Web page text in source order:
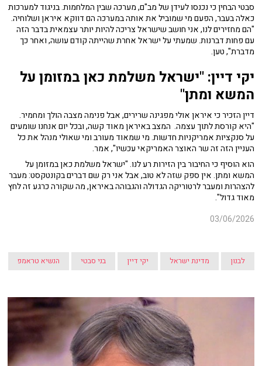
סבטי הבחין כי נכנסו לעידן של מב"ם, מערכה שבין המלחמות. בניגוד למערכות
כאלה בעבר, הפעם מי שמוביל את אותה במערכה הם דווקא איראן ושלוחיה.
"הם מחזירים לנו, אני חושב שישראל צריכה להיות יותר עצמאית בדבר הזה
עם פחות דברנות. שמעתי על ישראל אחרת שהייתה קודם עושה, ואחר כך
מדברת", טען.
יקי דיין: "ישראל משלמת כאן במזומן על
המשא ומתן"
דיין הזכיר כי איראן אולי מפגינה שרירים, אבל פנימה מצבה הולך ומחמיר.
"היא קורסת לתוך עצמה. המצב באיראן מאוד קשה, ובכל יום אנחנו שומעים
על סנקציות אמריקניות חדשות. מי שמאוד מעורב ומי שאולי מנהל את כל
העניין הזה זה שר האוצר האמריקאי עכשיו", אמר.
הוא הוסיף כי החיבור בין הזירות רע לנו. "ישראל משלמת כאן במזומן על
המשא ומתן. אין ספק שזה לא טוב, אבל אני רק שם דברים בקונטקסט: מעבר
להצהרות ומעבר לרטוריקה הגדולה והגבוהה באיראן, מה שקורה כרגע זה לחץ
מאוד גדול".
03/06/2026
לבנון מדינת ישראל יקי דיין בני סבטי הנשיא טראמפ